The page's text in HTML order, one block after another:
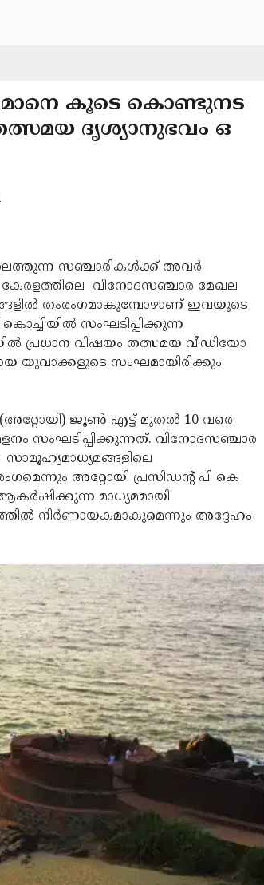
കൂടെ കൊണ്ടുനട
ദൃശ്യാനുഭവം ഒ
സഞ്ചാരികള്‍ക്ക് അവര്‍
വിനോദസഞ്ചാര മേഖല
തംരംഗമാകുമ്പോഴാണ് ഇവയുടെ
സംഘടിപ്പിക്കുന്ന
വിഷയം തത്സമയ വീഡിയോ
യുവാക്കളുടെ സംഘമായിരിക്കും
ജൂണ്‍ എട്ട് മുതല്‍ 10 വരെ
സംഘടിപ്പിക്കുന്നത്. വിനോദസഞ്ചാര
അറ്റോയി പ്രസിഡന്റ് പി കെ
മാധ്യമമായി
നിര്‍ണായകമാകുമെന്നും അദ്ദേഹം